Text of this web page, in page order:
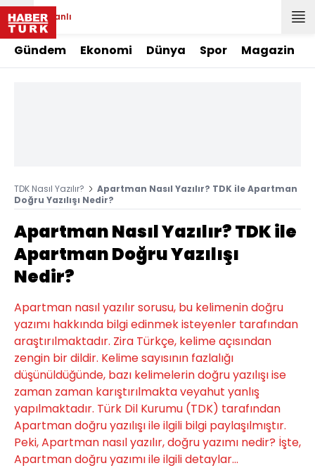
Canlı
Gündem Ekonomi Dünya Spor Magazin
TDK Nasıl Yazılır?
Apartman Nasıl Yazılır? TDK ile Apartman
Doğru Yazılışı Nedir?
Apartman Nasıl Yazılır? TDK ile
Apartman Doğru Yazılışı
Nedir?
Apartman nasıl yazılır sorusu, bu kelimenin doğru
yazımı hakkında bilgi edinmek isteyenler tarafından
araştırılmaktadır. Zira Türkçe, kelime açısından
zengin bir dildir. Kelime sayısının fazlalığı
düşünüldüğünde, bazı kelimelerin doğru yazılışı ise
zaman zaman karıştırılmakta veyahut yanlış
yapılmaktadır. Türk Dil Kurumu (TDK) tarafından
Apartman doğru yazılışı ile ilgili bilgi paylaşılmıştır.
Peki, Apartman nasıl yazılır, doğru yazımı nedir? İşte,
Apartman doğru yazımı ile ilgili detaylar...